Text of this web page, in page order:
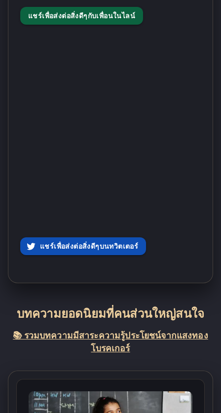
แชร์เพื่อส่งต่อสิ่งดีๆกับเพื่อนในไลน์
แชร์เพื่อส่งต่อสิ่งดีๆบนทวิตเตอร์
บทความยอดนิยมที่คนส่วนใหญ่สนใจ
📚 รวมบทความมีสาระความรู้ประโยชน์จากแสงทอง
โบรคเกอร์